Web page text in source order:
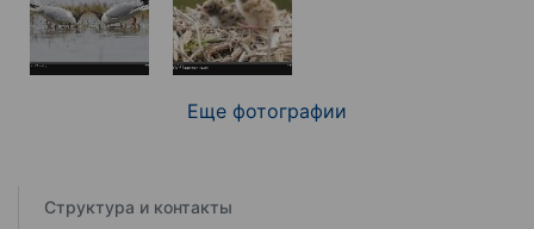
Еще фотографии
Структура и контакты